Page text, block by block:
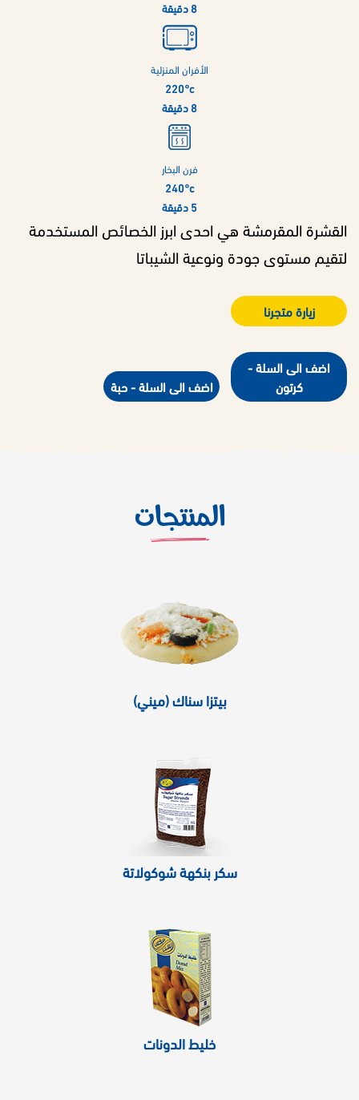
8 دقيقة
الأفران المنزلية
220°c
8 دقيقة
فرن البخار
240°c
5 دقيقة
القشرة المقرمشة هي احدى ابرز الخصائص المستخدمة
لتقيم مستوى جودة ونوعية الشيباتا
زيارة متجرنا
اضف الى السلة -
كرتون
اضف الى السلة - حبة
المنتجات
بيتزا سناك (ميني)
سكر بنكهة شوكولاتة
خليط الدونات